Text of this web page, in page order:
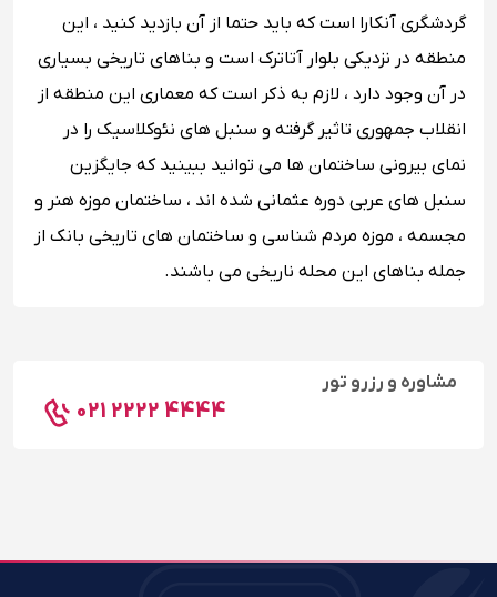
گردشگری آنکارا است که باید حتما از آن بازدید کنید ، این
منطقه در نزدیکی بلوار آتاترک است و بناهای تاریخی بسیاری
در آن وجود دارد ، لازم به ذکر است که معماری این منطقه از
انقلاب جمهوری تاثیر گرفته و سنبل های نئوکلاسیک را در
نمای بیرونی ساختمان ها می توانید ببینید که جایگزین
سنبل های عربی دوره عثمانی شده اند ، ساختمان موزه هنر و
مجسمه ، موزه مردم شناسی و ساختمان های تاریخی بانک از
جمله بناهای این محله ناریخی می باشند.
مشاوره و رزرو تور
021 2222 4444